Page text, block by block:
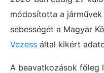
módosította a
sebességét a Magyar
Vezess által kikért
A beavatkozások főleg